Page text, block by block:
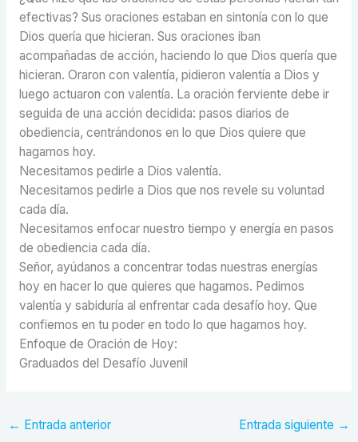
efectivas? Sus oraciones estaban en sintonía con lo que
Dios quería que hicieran. Sus oraciones iban
acompañadas de acción, haciendo lo que Dios quería que
hicieran. Oraron con valentía, pidieron valentía a Dios y
luego actuaron con valentía. La oración ferviente debe ir
seguida de una acción decidida: pasos diarios de
obediencia, centrándonos en lo que Dios quiere que
hagamos hoy.
Necesitamos pedirle a Dios valentía.
Necesitamos pedirle a Dios que nos revele su voluntad
cada día.
Necesitamos enfocar nuestro tiempo y energía en pasos
de obediencia cada día.
Señor, ayúdanos a concentrar todas nuestras energías
hoy en hacer lo que quieres que hagamos. Pedimos
valentía y sabiduría al enfrentar cada desafío hoy. Que
confiemos en tu poder en todo lo que hagamos hoy.
Enfoque de Oración de Hoy:
Graduados del Desafío Juvenil
← Entrada anterior Entrada siguiente →